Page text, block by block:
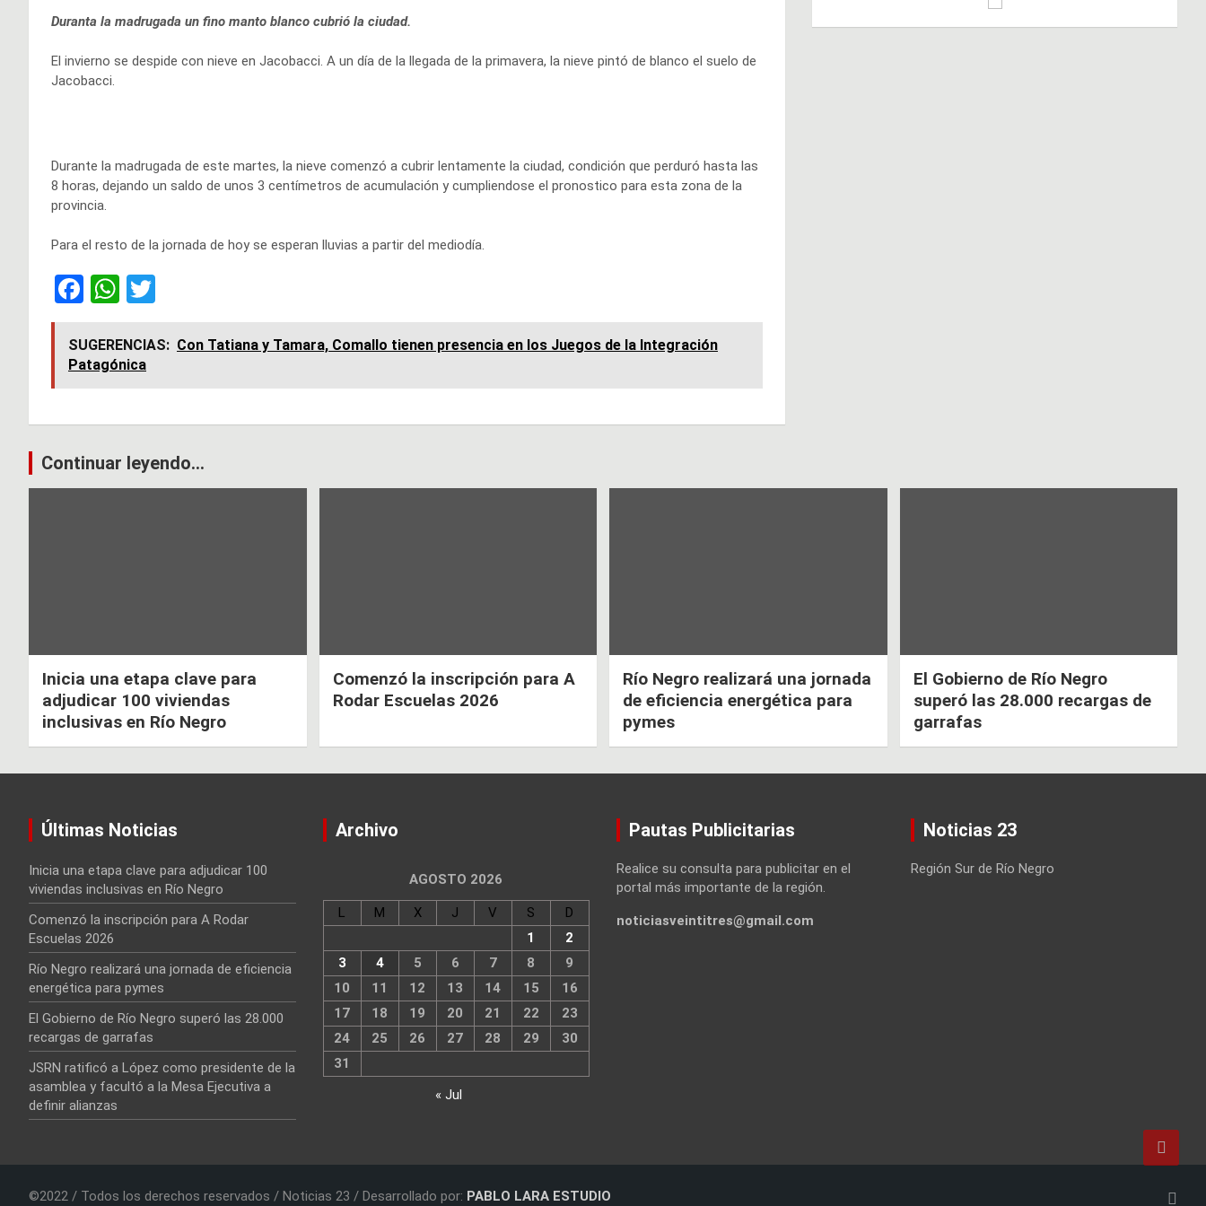
Duranta la madrugada un fino manto blanco cubrió la ciudad.
El invierno se despide con nieve en Jacobacci. A un día de la llegada de la primavera, la nieve pintó de blanco el suelo de
Jacobacci.
Durante la madrugada de este martes, la nieve comenzó a cubrir lentamente la ciudad, condición que perduró hasta las
8 horas, dejando un saldo de unos 3 centímetros de acumulación y cumpliendose el pronostico para esta zona de la
provincia.
Para el resto de la jornada de hoy se esperan lluvias a partir del mediodía.
F
a
ce
b
o
k
W
h
at
s
p
p
wi
tt
SUGERENCIAS: Con Tatiana y Tamara, Comallo tienen presencia en los Juegos de la Integración
Patagónica
Navegación
Continuar leyendo...
Inicia una etapa clave para
adjudicar 100 viviendas
inclusivas en Río Negro
Comenzó la inscripción para A
Rodar Escuelas 2026
Río Negro realizará una jornada
de eficiencia energética para
pymes
El Gobierno de Río Negro
superó las 28.000 recargas de
garrafas
Últimas Noticias
Inicia una etapa clave para adjudicar 100
viviendas inclusivas en Río Negro
Comenzó la inscripción para A Rodar
Escuelas 2026
Río Negro realizará una jornada de eficiencia
energética para pymes
El Gobierno de Río Negro superó las 28.000
recargas de garrafas
JSRN ratificó a López como presidente de la
asamblea y facultó a la Mesa Ejecutiva a
definir alianzas
Archivo
AGOSTO 2026
L M X J V S
D
1
2
3
4 5 6 7 8
9
10
11 12 13 14 15
16
17
18 19 20 21 22
23
24
25 26 27 28 29
30
31
« Jul
Pautas Publicitarias
Realice su consulta para publicitar en el
portal más importante de la región.
noticiasveintitres@gmail.com
Noticias 23
Región Sur de Río Negro
©2022 / Todos los derechos reservados / Noticias 23 / Desarrollado por: PABLO LARA ESTUDIO